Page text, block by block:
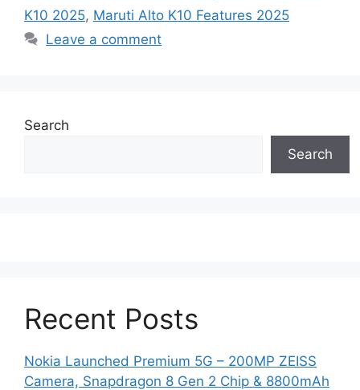
K10 2025, Maruti Alto K10 Features 2025
Leave a comment
Search
Search
Recent Posts
Nokia Launched Premium 5G – 200MP ZEISS
Camera, Snapdragon 8 Gen 2 Chip & 8800mAh